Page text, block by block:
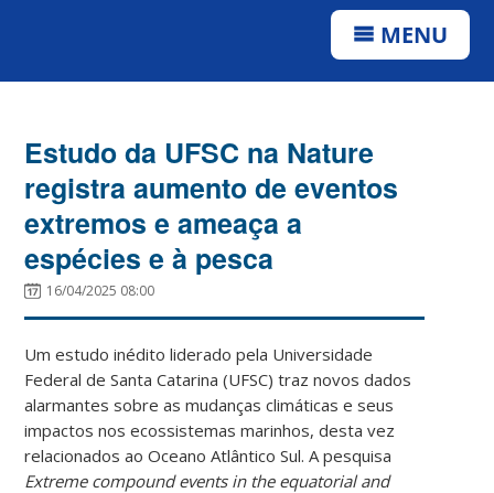
MENU
Estudo da UFSC na Nature
registra aumento de eventos
extremos e ameaça a
espécies e à pesca
16/04/2025 08:00
Um estudo inédito liderado pela Universidade
Federal de Santa Catarina (UFSC) traz novos dados
alarmantes sobre as mudanças climáticas e seus
impactos nos ecossistemas marinhos, desta vez
relacionados ao Oceano Atlântico Sul. A pesquisa
Extreme compound events in the equatorial and